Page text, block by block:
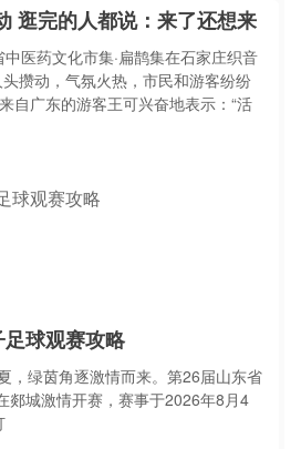
逛完的人都说：来了还想来
医药文化市集·扁鹊集在石家庄织音
攒动，气氛火热，市民和游客纷纷
自广东的游客王可兴奋地表示：“活
球观赛攻略
，绿茵角逐激情而来。第26届山东省
郯城激情开赛，赛事于2026年8月4